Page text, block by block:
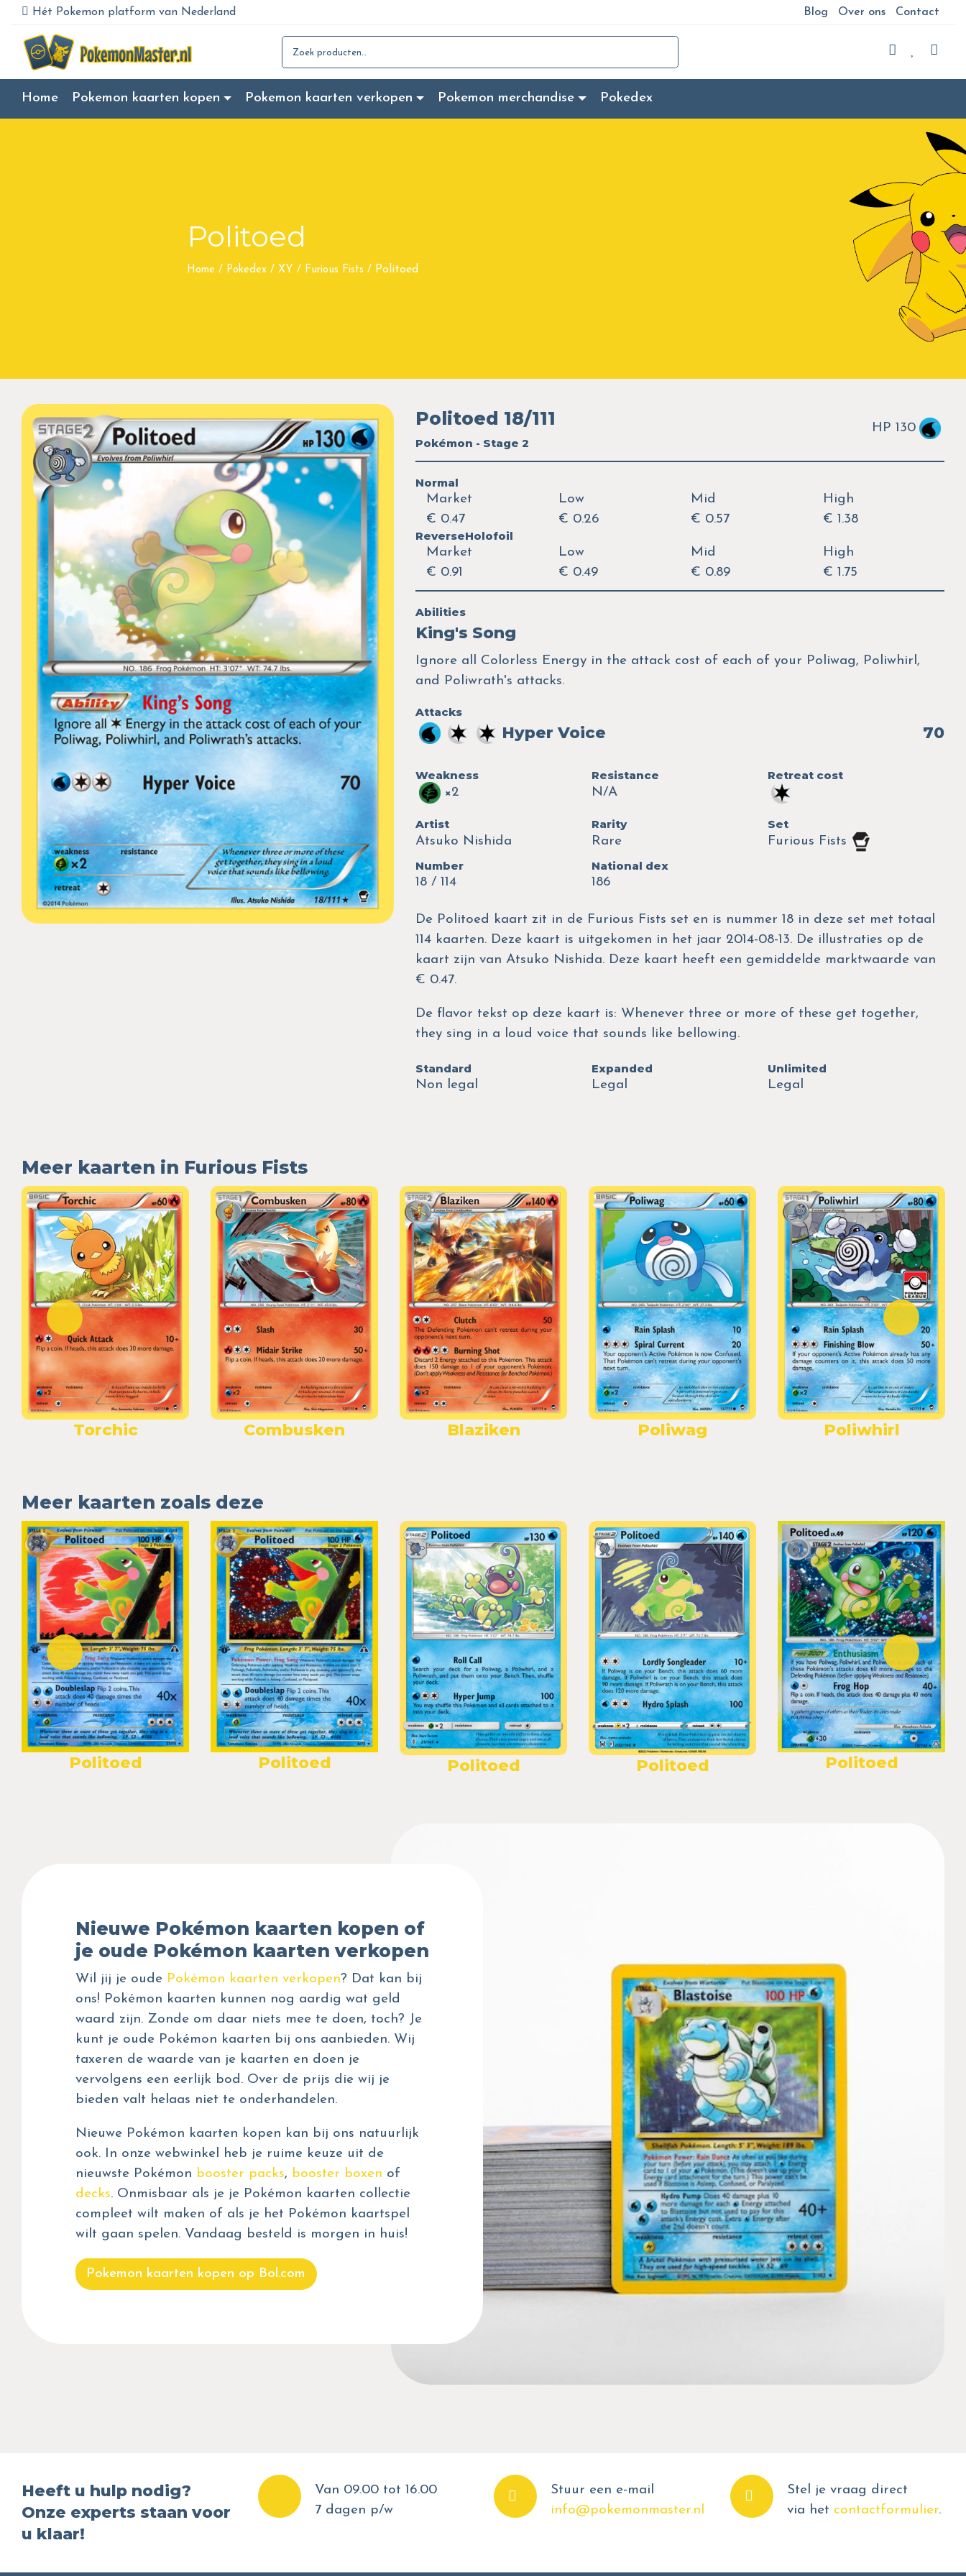
Hét Pokemon platform van Nederland Blog Over ons Contact
Search for:
Home Pokemon kaarten kopen Pokemon kaarten verkopen Pokemon merchandise Pokedex
Politoed
Home / Pokedex / XY / Furious Fists / Politoed
Politoed 18/111
Pokémon - Stage 2
HP 130
Normal
Market
€ 0.47
Low
€ 0.26
Mid
€ 0.57
High
€ 1.38
ReverseHolofoil
Market
€ 0.91
Low
€ 0.49
Mid
€ 0.89
High
€ 1.75
Abilities
King's Song
Ignore all Colorless Energy in the attack cost of each of your Poliwag, Poliwhirl,
and Poliwrath's attacks.
Attacks
Hyper Voice 70
Weakness
×2
Resistance
N/A
Retreat cost
Artist
Atsuko Nishida
Rarity
Rare
Set
Furious Fists
Number
18 / 114
National dex
186
De Politoed kaart zit in de Furious Fists set en is nummer 18 in deze set met totaal
114 kaarten. Deze kaart is uitgekomen in het jaar 2014-08-13. De illustraties op de
kaart zijn van Atsuko Nishida. Deze kaart heeft een gemiddelde marktwaarde van
€ 0.47.
De flavor tekst op deze kaart is: Whenever three or more of these get together,
they sing in a loud voice that sounds like bellowing.
Standard
Non legal
Expanded
Legal
Unlimited
Legal
Meer kaarten in Furious Fists
Torchic Combusken Blaziken Poliwag Poliwhirl
Meer kaarten zoals deze
Politoed Politoed Politoed Politoed Politoed
Nieuwe Pokémon kaarten kopen of
je oude Pokémon kaarten verkopen
Wil jij je oude Pokémon kaarten verkopen? Dat kan bij
ons! Pokémon kaarten kunnen nog aardig wat geld
waard zijn. Zonde om daar niets mee te doen, toch? Je
kunt je oude Pokémon kaarten bij ons aanbieden. Wij
taxeren de waarde van je kaarten en doen je
vervolgens een eerlijk bod. Over de prijs die wij je
bieden valt helaas niet te onderhandelen.
Nieuwe Pokémon kaarten kopen kan bij ons natuurlijk
ook. In onze webwinkel heb je ruime keuze uit de
nieuwste Pokémon booster packs, booster boxen of
decks. Onmisbaar als je je Pokémon kaarten collectie
compleet wilt maken of als je het Pokémon kaartspel
wilt gaan spelen. Vandaag besteld is morgen in huis!
Pokemon kaarten kopen op Bol.com
Heeft u hulp nodig?
Onze experts staan voor
u klaar!
Van 09.00 tot 16.00
7 dagen p/w
Stuur een e-mail
info@pokemonmaster.nl
Stel je vraag direct
via het contactformulier.